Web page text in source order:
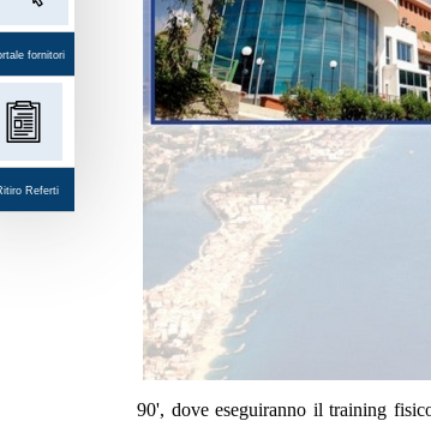
fornitori
Referti
90', dove eseguiranno il training